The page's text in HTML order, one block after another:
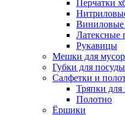
Перчатки
Виниловые
Латексные
Рукавицы
Мешки для
Губки для посуды
Салфетки и
Тряпки для
Полотно
Ёршики